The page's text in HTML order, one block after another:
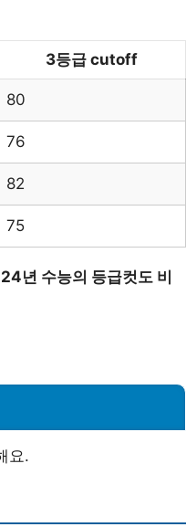
3등급 cutoff
80
76
82
75
년 수능의 등급컷도 비
요.